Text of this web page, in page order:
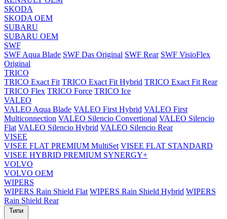
SKODA
SKODA OEM
SUBARU
SUBARU OEM
SWF
SWF Aqua Blade SWF Das Original SWF Rear SWF VisioFlex
Original
TRICO
TRICO Exact Fit TRICO Exact Fit Hybrid TRICO Exact Fit Rear
TRICO Flex TRICO Force TRICO Ice
VALEO
VALEO Aqua Blade VALEO First Hybrid VALEO First
Multiconnection VALEO Silencio Convertional VALEO Silencio
Flat VALEO Silencio Hybrid VALEO Silencio Rear
VISEE
VISEE FLAT PREMIUM MultiSet VISEE FLAT STANDARD
VISEE HYBRID PREMIUM SYNERGY+
VOLVO
VOLVO OEM
WIPERS
WIPERS Rain Shield Flat WIPERS Rain Shield Hybrid WIPERS
Rain Shield Rear
Типи